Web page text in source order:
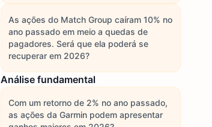
As ações do Match Group caíram 10% no
ano passado em meio a quedas de
pagadores. Será que ela poderá se
recuperar em 2026?
Análise fundamental
Com um retorno de 2% no ano passado,
as ações da Garmin podem apresentar